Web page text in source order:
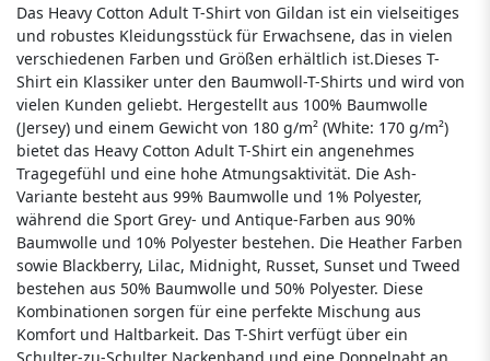
Das Heavy Cotton Adult T-Shirt von Gildan ist ein vielseitiges
und robustes Kleidungsstück für Erwachsene, das in vielen
verschiedenen Farben und Größen erhältlich ist.Dieses T-
Shirt ein Klassiker unter den Baumwoll-T-Shirts und wird von
vielen Kunden geliebt. Hergestellt aus 100% Baumwolle
(Jersey) und einem Gewicht von 180 g/m² (White: 170 g/m²)
bietet das Heavy Cotton Adult T-Shirt ein angenehmes
Tragegefühl und eine hohe Atmungsaktivität. Die Ash-
Variante besteht aus 99% Baumwolle und 1% Polyester,
während die Sport Grey- und Antique-Farben aus 90%
Baumwolle und 10% Polyester bestehen. Die Heather Farben
sowie Blackberry, Lilac, Midnight, Russet, Sunset und Tweed
bestehen aus 50% Baumwolle und 50% Polyester. Diese
Kombinationen sorgen für eine perfekte Mischung aus
Komfort und Haltbarkeit. Das T-Shirt verfügt über ein